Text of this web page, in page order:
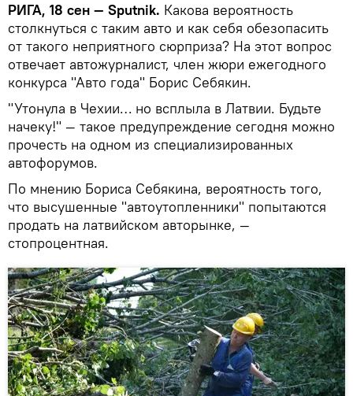
РИГА, 18 сен — Sputnik. Какова вероятность
столкнуться с таким авто и как себя обезопасить
от такого неприятного сюрприза? На этот вопрос
отвечает автожурналист, член жюри ежегодного
конкурса "Авто года" Борис Себякин.
"Утонула в Чехии… но всплыла в Латвии. Будьте
начеку!" — такое предупреждение сегодня можно
прочесть на одном из специализированных
автофорумов.
По мнению Бориса Себякина, вероятность того,
что высушенные "автоутопленники" попытаются
продать на латвийском авторынке, —
стопроцентная.